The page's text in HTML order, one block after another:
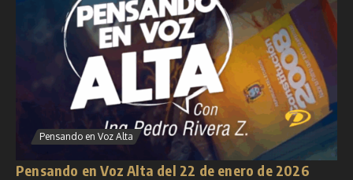
Pensando en Voz Alta
Pensando en Voz Alta del 22 de enero de 2026